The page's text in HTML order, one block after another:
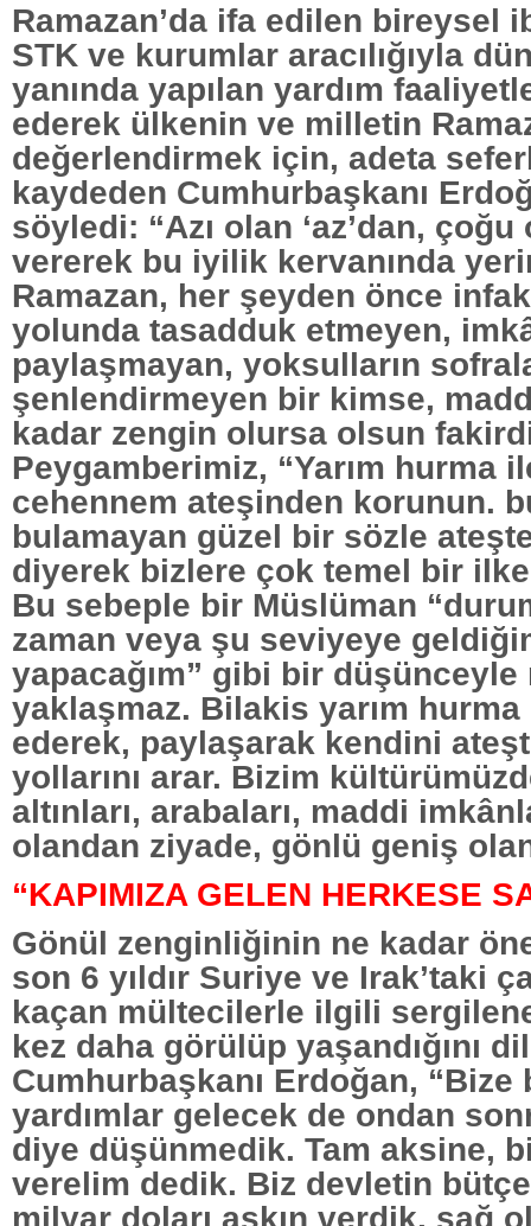
Ramazan’da ifa edilen bireysel
STK ve kurumlar aracılığıyla
yanında yapılan yardım
ederek ülkenin ve milletin
değerlendirmek için, adeta
kaydeden Cumhurbaşkanı
söyledi: “Azı olan ‘az’dan, çoğu
vererek bu iyilik kervanında
Ramazan, her şeyden önce infak
yolunda tasadduk etmeyen,
paylaşmayan, yoksulların
şenlendirmeyen bir kimse,
kadar zengin olursa olsun
Peygamberimiz, “Yarım hurma
cehennem ateşinden korunun.
bulamayan güzel bir sözle
diyerek bizlere çok temel bir
Bu sebeple bir Müslüman
zaman veya şu seviyeye
yapacağım” gibi bir düşünceyle
yaklaşmaz. Bilakis yarım
ederek, paylaşarak kendini
yollarını arar. Bizim
altınları, arabaları, maddi
olandan ziyade, gönlü geniş
“KAPIMIZA GELEN HERKESE
Gönül zenginliğinin ne kadar
son 6 yıldır Suriye ve Irak’taki
kaçan mültecilerle ilgili
kez daha görülüp yaşandığını
Cumhurbaşkanı Erdoğan,
yardımlar gelecek de ondan
diye düşünmedik. Tam aksine,
verelim dedik. Biz devletin
milyar doları aşkın verdik, sağ